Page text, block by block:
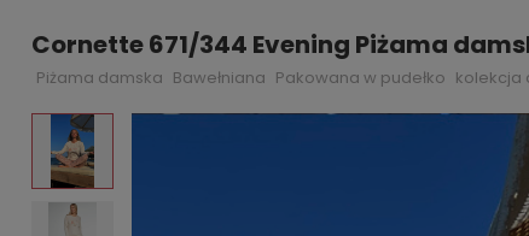
Cornette 671/344 Evening Piżama
Piżama damska Bawełniana Pakowana w pudełko kolekcja